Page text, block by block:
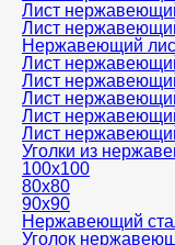
Лист
Лист
Нержавеющий
Лист
Лист
Лист
Лист
Лист
Уголки из
100х100
80х80
90х90
Нержавеющий
Уголок